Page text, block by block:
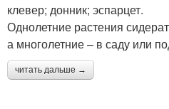
клевер; донник; эспарцет.
Однолетние растения
а многолетние – в саду или
читать дальше →